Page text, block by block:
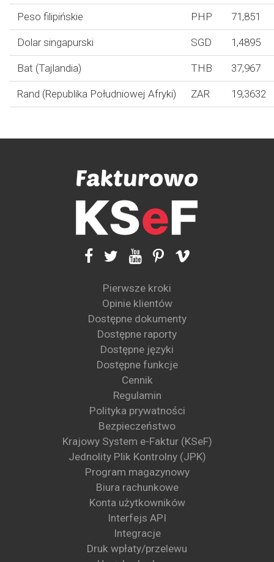
Peso filipińskie PHP 71,851
Dolar singapurski SGD 1,4895
Bat (Tajlandia) THB 37,967
Rand (Republika Południowej Afryki) ZAR 19,3632
Pierwsze kroki
Opinie klientów
Dostępne dokumenty
Dostępne raporty
Dostępne języki
Dostępne funkcje
Cennik
Regulamin
Polityka prywatności
Bezpieczeństwo
Krajowy System e-Faktur (KSeF)
Jednolity Plik Kontrolny (JPK)
Program magazynowy
Biura rachunkowe
Konta użytkowników
Interfejs API
Integracje
Druk wpłaty/przelewu